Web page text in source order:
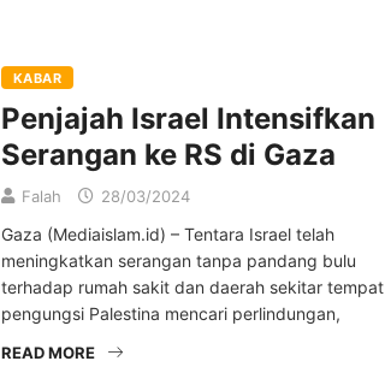
KABAR
Penjajah Israel Intensifkan
Serangan ke RS di Gaza
Falah 28/03/2024
Gaza (Mediaislam.id) – Tentara Israel telah
meningkatkan serangan tanpa pandang bulu
terhadap rumah sakit dan daerah sekitar tempat
pengungsi Palestina mencari perlindungan,
READ MORE